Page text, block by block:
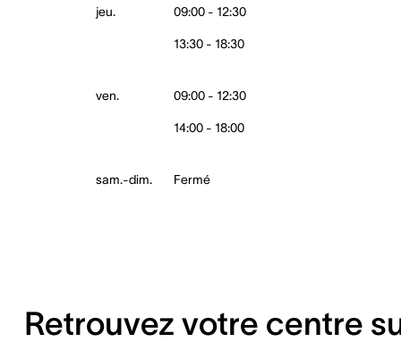
jeu. 09:00 - 12:30
13:30 - 18:30
ven. 09:00 - 12:30
14:00 - 18:00
sam.-dim. Fermé
Retrouvez votre centre